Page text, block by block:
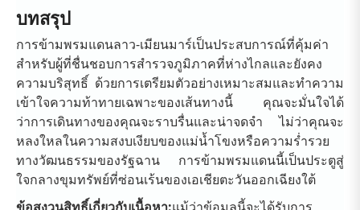
บทสรุป
การข้ามพรมแดนลาว-เมียนมาร์เป็นประสบการณ์ที่คุ้มค่า
สำหรับผู้ที่ชื่นชอบการสำรวจภูมิภาคที่ห่างไกลและยังคง
ความบริสุทธิ์ ด้วยการเตรียมตัวอย่างเหมาะสมและทำความ
เข้าใจความท้าทายเฉพาะของเส้นทางนี้ คุณจะมั่นใจได้
ว่าการเดินทางของคุณจะราบรื่นและน่าจดจำ ไม่ว่าคุณจะ
หลงใหลในความสงบเงียบของแม่น้ำโขงหรือความร่ำรวย
ทางวัฒนธรรมของรัฐฉาน การข้ามพรมแดนนี้เป็นประตูสู่
ใจกลางขุมทรัพย์ที่ซ่อนเร้นของเอเชียตะวันออกเฉียงใต้